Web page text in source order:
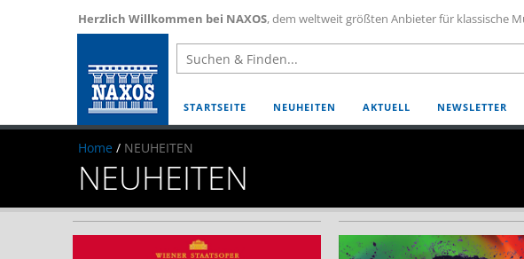
Herzlich Willkommen bei NAXOS, dem weltweit größten Anbieter für klassische
STARTSEITE NEUHEITEN AKTUELL NEWSLETTER
Home / NEUHEITEN
NEUHEITEN